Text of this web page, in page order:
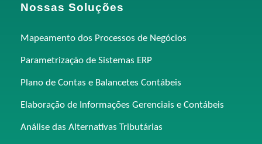
Nossas Soluções
Mapeamento dos Processos de Negócios
Parametrização de Sistemas ERP
Plano de Contas e Balancetes Contábeis
Elaboração de Informações Gerenciais e Contábeis
Análise das Alternativas Tributárias